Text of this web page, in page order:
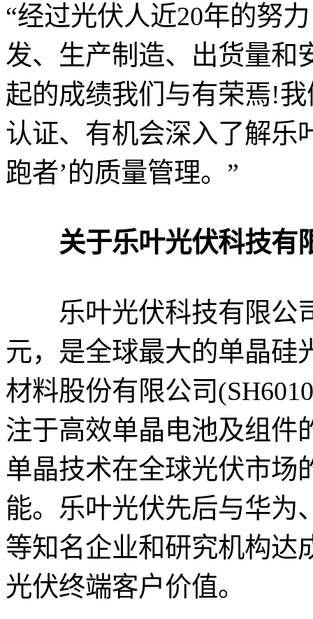
“经过光伏人近20年的努
发、生产制造、出货量和
起的成绩我们与有荣焉!我
认证、有机会深入了解乐
跑者’的质量管理。”
关于乐叶光伏科技有
乐叶光伏科技有限公
元，是全球最大的单晶
材料股份有限公司
注于高效单晶电池及组件
单晶技术在全球光伏市场
能。乐叶光伏先后与华为
等知名企业和研究机构达
光伏终端客户价值。